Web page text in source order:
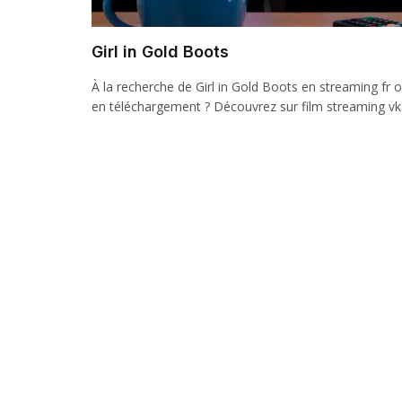
Girl in Gold Boots
À la recherche de Girl in Gold Boots en streaming fr
en téléchargement ? Découvrez sur film streaming